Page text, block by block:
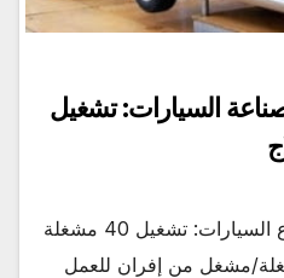
السيارات: تشغيل
عروض عمل مهمة في قطاع السيارات: تشغيل 40 مشغلة
من خنيفرة و100 مشغلة/مشغل من إفران للعمل